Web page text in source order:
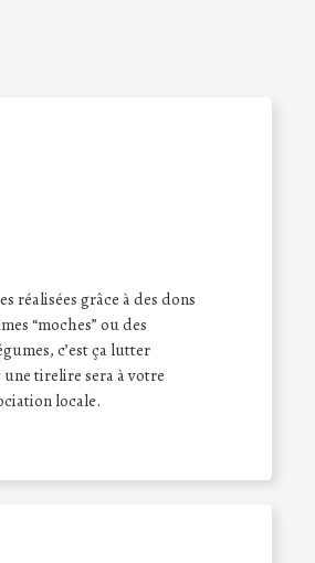
réalisées grâce à des dons
“moches” ou des
c’est ça lutter
tirelire sera à votre
locale.